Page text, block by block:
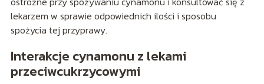
lekarzem w sprawie odpowiednich ilości i sposobu
spożycia tej przyprawy.
Interakcje cynamonu z lekami
przeciwcukrzycowymi